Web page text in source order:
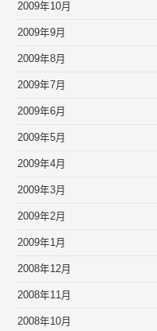
2009年10月
2009年9月
2009年8月
2009年7月
2009年6月
2009年5月
2009年4月
2009年3月
2009年2月
2009年1月
2008年12月
2008年11月
2008年10月